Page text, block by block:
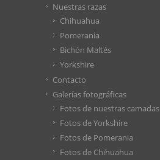
Nuestras razas
Chihuahua
Pomerania
Bichón Maltés
Yorkshire
Contacto
Galerías fotográficas
Fotos de nuestras camadas
Fotos de Yorkshire
Fotos de Pomerania
Fotos de Chihuahua